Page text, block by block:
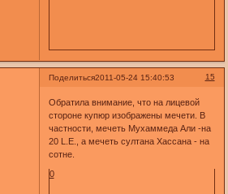
Поделиться 15
2011-05-24 15:40:53
Обратила внимание, что на лицевой
стороне купюр изображены мечети. В
частности, мечеть Мухаммеда Али -на
20 L.E., а мечеть султана Хассана - на
сотне.
0